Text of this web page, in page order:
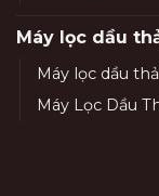
Máy lọc dầu
Máy lọc dầu
Máy Lọc Dầu